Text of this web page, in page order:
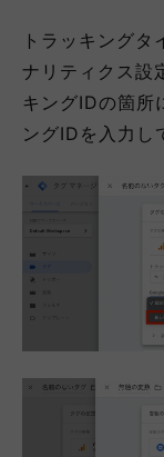
トラッキング
ナリティクス設
キングIDの箇所
ングIDを入力し